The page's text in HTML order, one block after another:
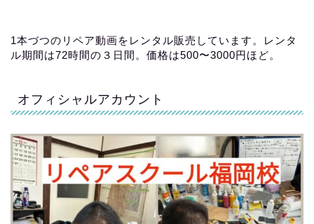
1本づつのリペア動画をレンタル販売しています。レンタ
ル期間は72時間の３日間。価格は500〜3000円ほど。
オフィシャルアカウント